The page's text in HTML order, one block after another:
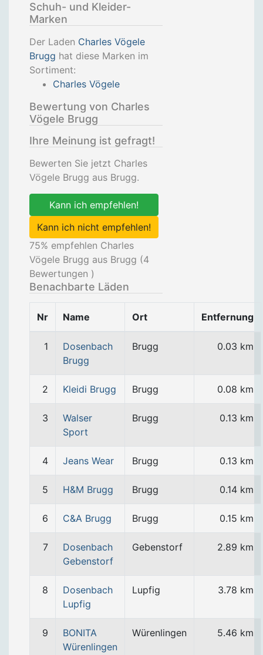
Schuh- und Kleider-
Marken
Der Laden Charles Vögele
Brugg hat diese Marken im
Sortiment:
Charles Vögele
Bewertung von Charles
Vögele Brugg
Ihre Meinung ist gefragt!
Bewerten Sie jetzt Charles
Vögele Brugg aus Brugg.
Kann ich empfehlen!
Kann ich nicht empfehlen!
75% empfehlen Charles
Vögele Brugg aus Brugg (4
Bewertungen )
Benachbarte Läden
Nr Name Ort Entfernung
1
Dosenbach
Brugg
Brugg 0.03 km
2 Kleidi Brugg Brugg 0.08 km
3
Walser
Sport
Brugg 0.13 km
4 Jeans Wear Brugg 0.13 km
5 H&M Brugg Brugg 0.14 km
6 C&A Brugg Brugg 0.15 km
7
Dosenbach
Gebenstorf
Gebenstorf 2.89 km
8
Dosenbach
Lupfig
Lupfig 3.78 km
9
BONITA
Würenlingen
Würenlingen 5.46 km